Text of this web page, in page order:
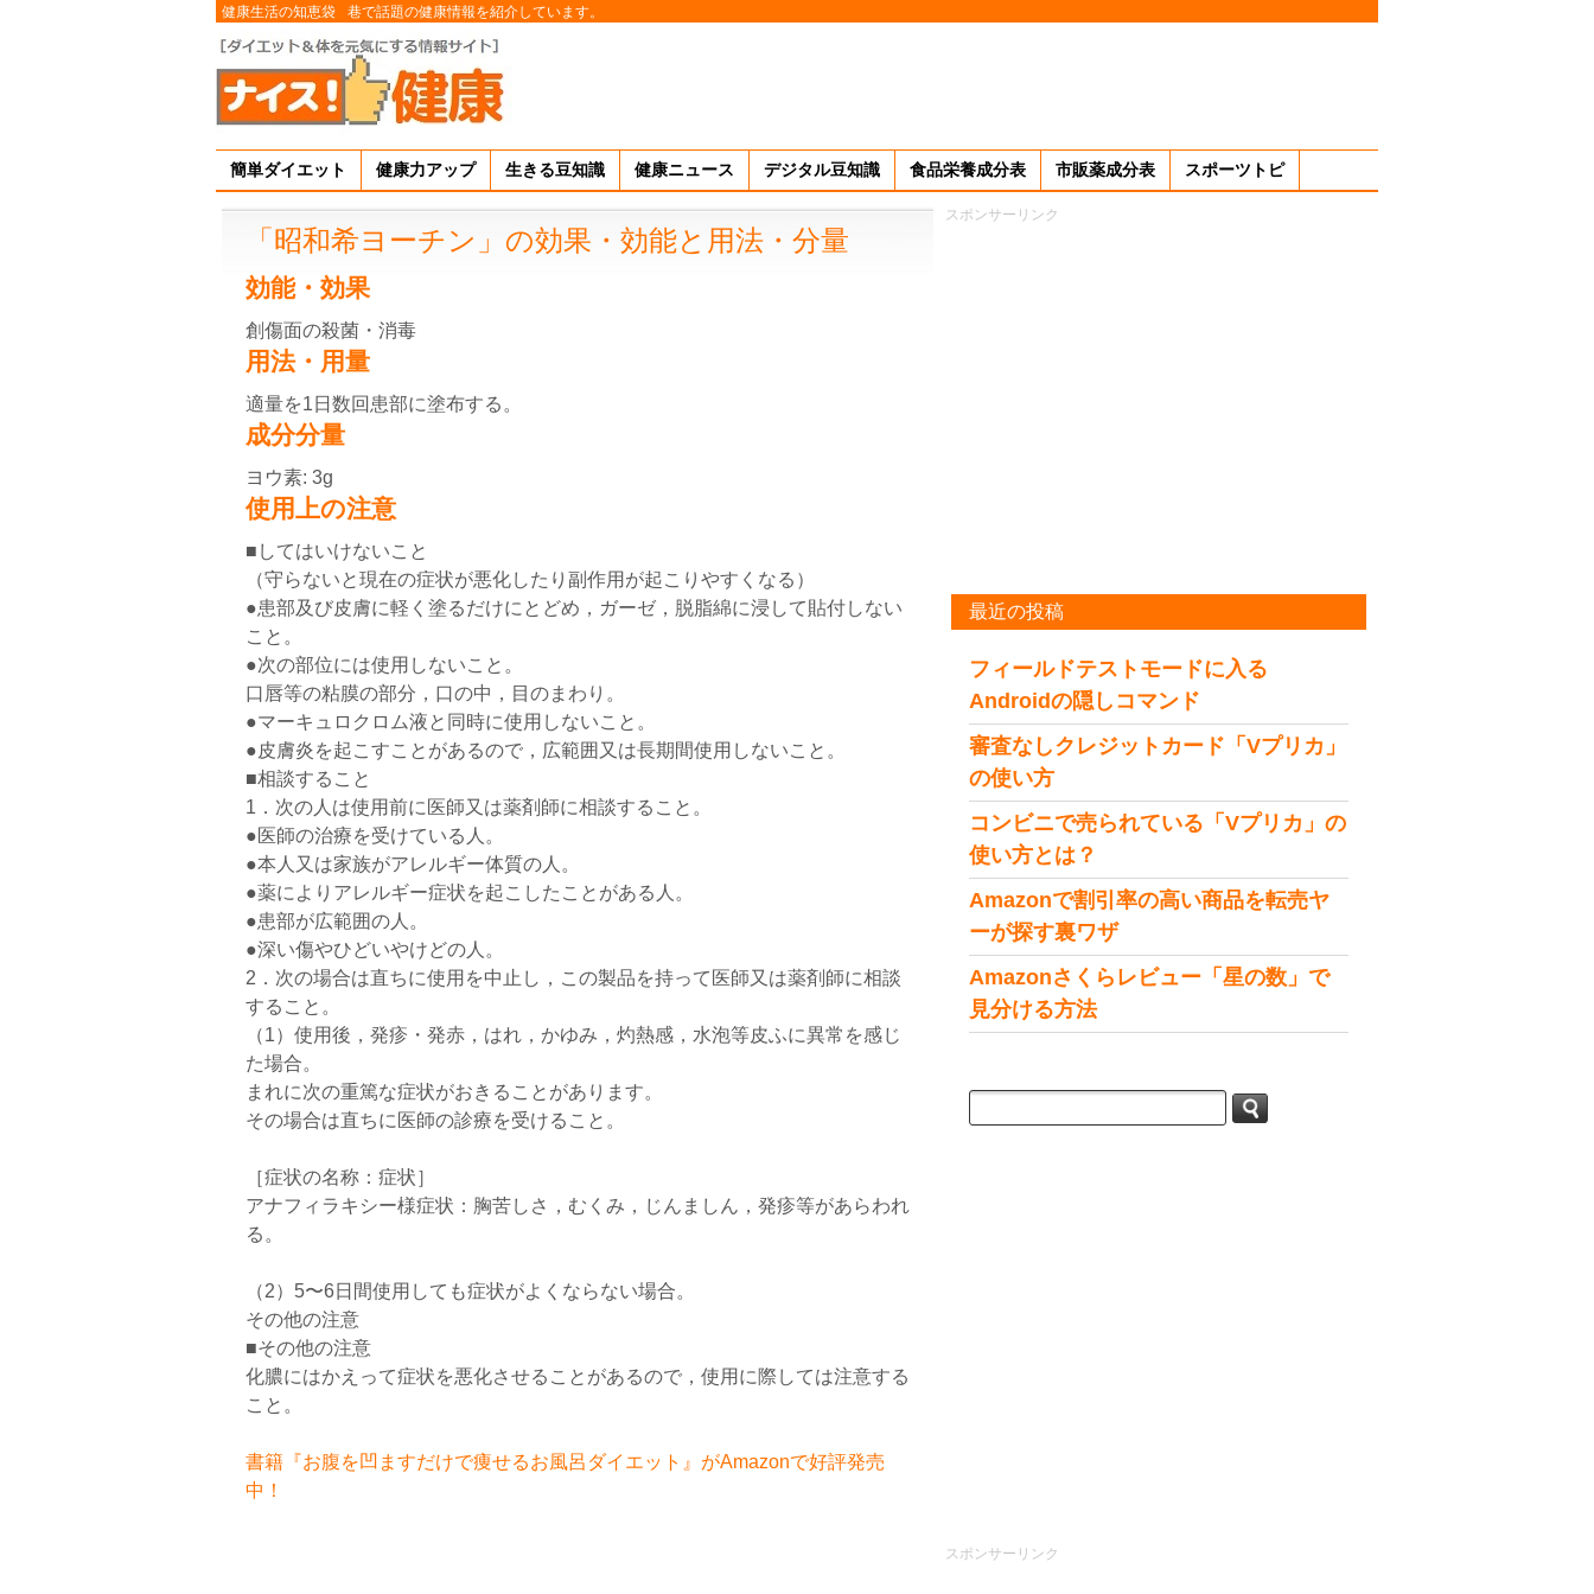
健康生活の知恵袋 巷で話題の健康情報を紹介しています。
簡単ダイエット 健康力アップ 生きる豆知識 健康ニュース デジタル豆知識 食品栄養成分表 市販薬成分表 スポーツトピ
「昭和希ヨーチン」の効果・効能と用法・分量
効能・効果
創傷面の殺菌・消毒
用法・用量
適量を1日数回患部に塗布する。
成分分量
ヨウ素: 3g
使用上の注意
■してはいけないこと
（守らないと現在の症状が悪化したり副作用が起こりやすくなる）
●患部及び皮膚に軽く塗るだけにとどめ，ガーゼ，脱脂綿に浸して貼付しない
こと。
●次の部位には使用しないこと。
口唇等の粘膜の部分，口の中，目のまわり。
●マーキュロクロム液と同時に使用しないこと。
●皮膚炎を起こすことがあるので，広範囲又は長期間使用しないこと。
■相談すること
1．次の人は使用前に医師又は薬剤師に相談すること。
●医師の治療を受けている人。
●本人又は家族がアレルギー体質の人。
●薬によりアレルギー症状を起こしたことがある人。
●患部が広範囲の人。
●深い傷やひどいやけどの人。
2．次の場合は直ちに使用を中止し，この製品を持って医師又は薬剤師に相談
すること。
（1）使用後，発疹・発赤，はれ，かゆみ，灼熱感，水泡等皮ふに異常を感じ
た場合。
まれに次の重篤な症状がおきることがあります。
その場合は直ちに医師の診療を受けること。
［症状の名称：症状］
アナフィラキシー様症状：胸苦しさ，むくみ，じんましん，発疹等があらわれ
る。
（2）5〜6日間使用しても症状がよくならない場合。
その他の注意
■その他の注意
化膿にはかえって症状を悪化させることがあるので，使用に際しては注意する
こと。
書籍『お腹を凹ますだけで痩せるお風呂ダイエット』がAmazonで好評発売
中！
スポンサーリンク
最近の投稿
フィールドテストモードに入る
Androidの隠しコマンド
審査なしクレジットカード「Vプリカ」
の使い方
コンビニで売られている「Vプリカ」の
使い方とは？
Amazonで割引率の高い商品を転売ヤ
ーが探す裏ワザ
Amazonさくらレビュー「星の数」で
見分ける方法
スポンサーリンク